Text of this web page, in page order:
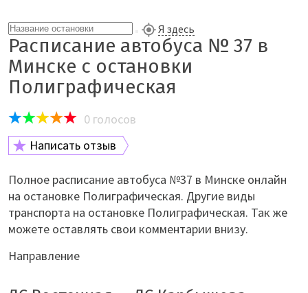
Я здесь
Расписание автобуса № 37 в
Минске с остановки
Полиграфическая
0 голосов
Написать отзыв
Полное расписание автобуса №37 в Минске онлайн
на остановке Полиграфическая. Другие виды
транспорта на остановке Полиграфическая. Так же
можете оставлять свои комментарии внизу.
Направление